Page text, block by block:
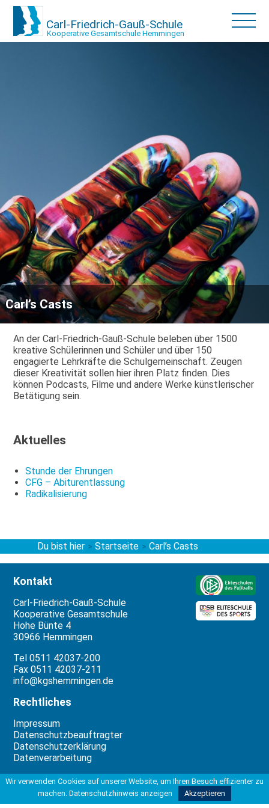
Carl-Friedrich-Gauß-Schule
Kooperative Gesamtschule Hemmingen
Carl’s Casts
An der Carl-Friedrich-Gauß-Schule beleben über 1500
kreative Schülerinnen und Schüler und über 150
engagierte Lehrkräfte die Schulgemeinschaft. Zeugen
dieser Kreativität sollen hier ihren Platz finden. Dies
können Podcasts, Filme und andere Werke künstlerischer
Betätigung sein.
Aktuelles
Stunde der Ehrungen
CFG – Abiturentlassung
Radikalisierung
Du bist hier > Startseite > Carl’s Casts
Kontakt
Carl-Friedrich-Gauß-Schule
Kooperative Gesamtschule
Hohe Bünte 4
30966 Hemmingen
Tel 0511 42037-200
Fax 0511 42037-211
info@kgshemmingen.de
Rechtliches
Impressum
Datenschutzbeauftragter
Datenschutzerklärung
Datenverarbeitung
Unterstützung
Die Erstellung dieser Website wurde
Wir verwenden Cookies auf unserer Website, um Ihren Besuch effizienter zu
machen. Datenschutzhinweis anzeigen Akzeptieren